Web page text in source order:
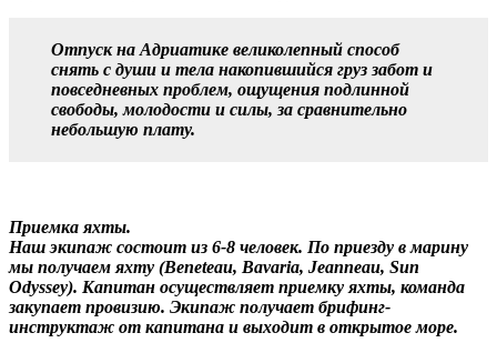
Отпуск на Адриатике великолепный способ
снять с души и тела накопившийся груз забот и
повседневных проблем, ощущения подлинной
свободы, молодости и силы, за сравнительно
небольшую плату.
Приемка яхты.
Наш экипаж состоит из 6-8 человек. По приезду в марину
мы получаем яхту (Beneteau, Bavaria, Jeanneau, Sun
Odyssey). Капитан осуществляет приемку яхты, команда
закупает провизию. Экипаж получает брифинг-
инструктаж от капитана и выходит в открытое море.